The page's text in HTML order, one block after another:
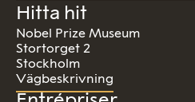
Hitta hit
Nobel Prize Museum
Stortorget 2
Stockholm
Vägbeskrivning